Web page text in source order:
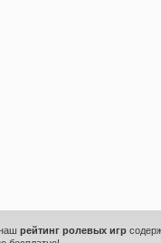
рейтинг ролевых игр